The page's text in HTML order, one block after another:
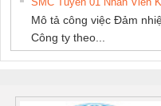
Mô tả công việc Đảm
Công ty theo...